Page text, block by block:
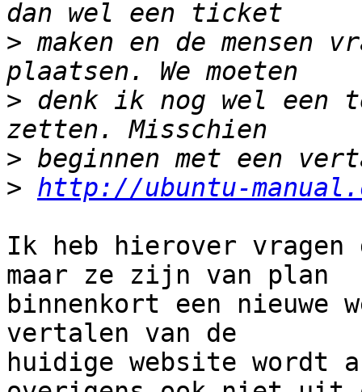
> maken en de mensen
> denk ik nog wel een
>
> http://ubuntu-
Ik heb hierover vragen
maar ze zijn van plan
binnenkort een nieuwe
vertalen van de
huidige website wordt